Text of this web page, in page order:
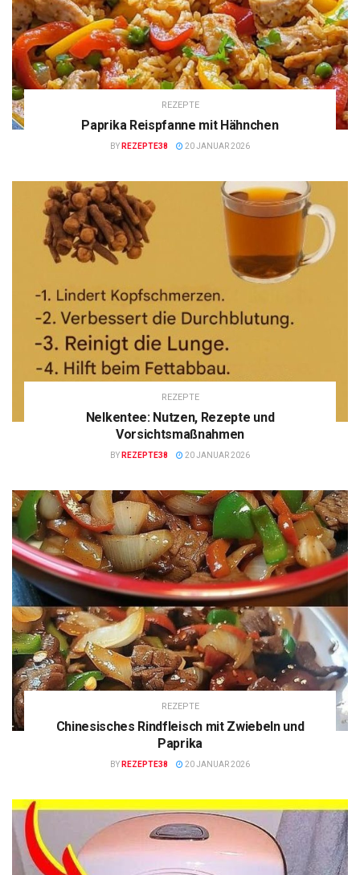
REZEPTE
Paprika Reispfanne mit Hähnchen
BY REZEPTE38 20 JANUAR 2026
REZEPTE
Nelkentee: Nutzen, Rezepte und
Vorsichtsmaßnahmen
BY REZEPTE38 20 JANUAR 2026
REZEPTE
Chinesisches Rindfleisch mit Zwiebeln und
Paprika
BY REZEPTE38 20 JANUAR 2026